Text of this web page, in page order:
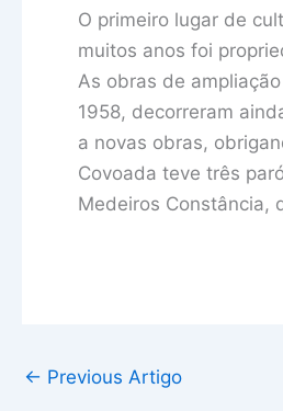
O primeiro lugar de
muitos anos foi
As obras de
1958, decorreram
a novas obras,
Covoada teve três
Medeiros Constância,
← Previous Artigo